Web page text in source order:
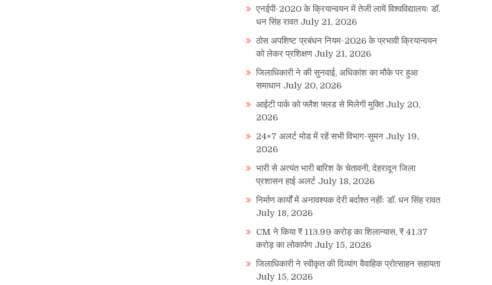
एनईपी-2020 के क्रियान्वयन में तेजी लायें विश्वविद्यालयः डॉ.
धन सिंह रावत July 21, 2026
ठोस अपशिष्ट प्रबंधन नियम-2026 के प्रभावी क्रियान्वयन
को लेकर प्रशिक्षण July 21, 2026
जिलाधिकारी ने की सुनवाई, अधिकांश का मौके पर हुआ
समाधान July 20, 2026
आईटी पार्क को फ्लैश फ्लड से मिलेगी मुक्ति July 20,
2026
24×7 अलर्ट मोड में रहें सभी विभाग-सुमन July 19,
2026
भारी से अत्यंत भारी बारिश के चेतावनी, देहरादून जिला
प्रशासन हाई अलर्ट July 18, 2026
निर्माण कार्यों में अनावश्यक देरी बर्दाश्त नहींः डाॅ. धन सिंह रावत
July 18, 2026
CM ने किया ₹ 113.99 करोड़ का शिलान्यास, ₹ 41.37
करोड़ का लोकार्पण July 15, 2026
जिलाधिकारी ने स्वीकृत की दिव्यांग वैवाहिक प्रोत्साहन सहायता
July 15, 2026